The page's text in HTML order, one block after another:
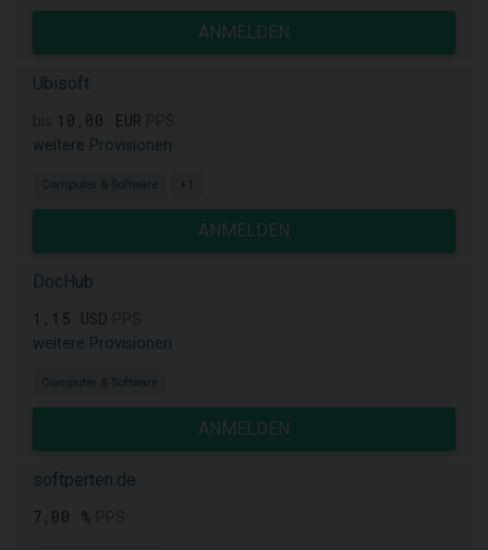
ANMELDEN
Ubisoft
10,00 EUR
weitere Provisionen
Computer & Software +1
ANMELDEN
DocHub
1,15 USD
weitere Provisionen
Computer & Software
ANMELDEN
softperten.de
7,00 %